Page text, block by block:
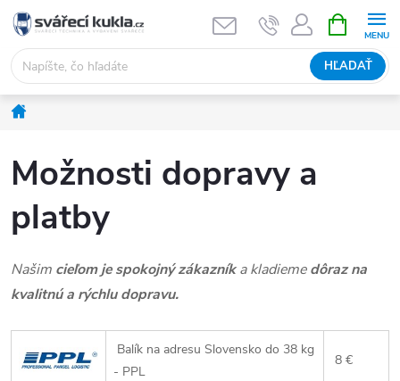
Prejsť na obsah
HĽADAŤ
Domov
Možnosti dopravy a
platby
Našim cieľom je spokojný zákazníka kladiemedôraz na
kvalitnú a rýchlu dopravu.
Balík na adresu Slovensko do 38 kg
- PPL
8 €